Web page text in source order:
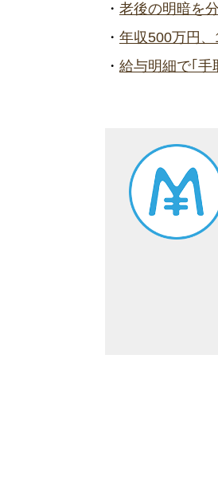
・ 老後の明暗を
・ 年収500万円
・ 給与明細で｢手